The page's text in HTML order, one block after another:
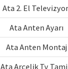
Ata 2. El
Ata Anten Ayarı
Ata Anten Montaj
Ata Arçelik Tv